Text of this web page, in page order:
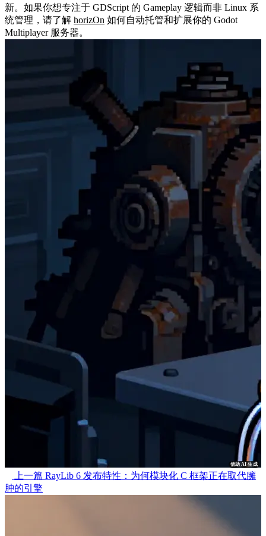
新。如果你想专注于 GDScript 的 Gameplay 逻辑而非 Linux 系
统管理，请了解 horizOn 如何自动托管和扩展你的 Godot
Multiplayer 服务器。
借助 AI 生成
上一篇 RayLib 6 发布特性：为何模块化 C 框架正在取代臃
肿的引擎